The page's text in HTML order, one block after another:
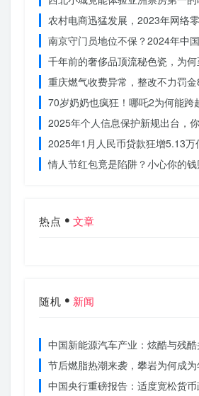
农村电商迅猛发展，2023年网络
南京守门员地位不保？2024年中
千年前的奢侈品顶流秘色瓷，为
重庆燃气收费异常，整改不力罚
70岁奶奶也疯狂！哪吒2为何能
2025年个人信息保护新规出台，
2025年1月人民币贷款狂增5.13
情人节红包竟是陷阱？小心你的
热点 文章
随机 新闻
中国新能源汽车产业：炫酷与残酷
节后燃脂热潮来袭，攀岩为何成
中国央行重磅报告：适度宽松货币